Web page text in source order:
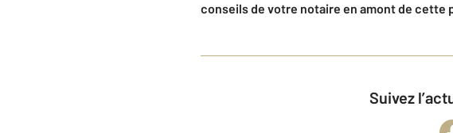
conseils de votre notaire en amont de cette
Suivez